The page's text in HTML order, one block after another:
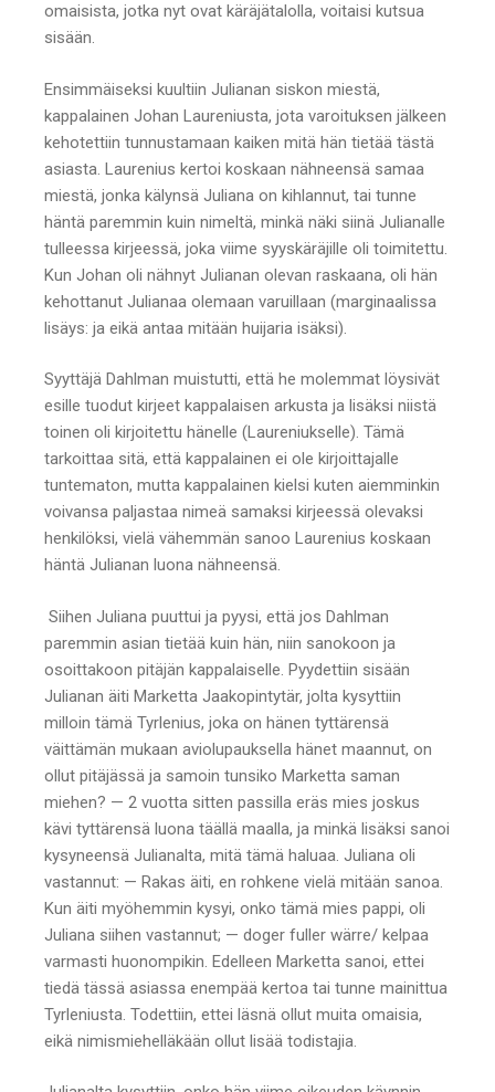
omaisista, jotka nyt ovat käräjätalolla, voitaisi kutsua
sisään.
Ensimmäiseksi kuultiin Julianan siskon miestä,
kappalainen Johan Laureniusta, jota varoituksen jälkeen
kehotettiin tunnustamaan kaiken mitä hän tietää tästä
asiasta. Laurenius kertoi koskaan nähneensä samaa
miestä, jonka kälynsä Juliana on kihlannut, tai tunne
häntä paremmin kuin nimeltä, minkä näki siinä Julianalle
tulleessa kirjeessä, joka viime syyskäräjille oli toimitettu.
Kun Johan oli nähnyt Julianan olevan raskaana, oli hän
kehottanut Julianaa olemaan varuillaan (marginaalissa
lisäys: ja eikä antaa mitään huijaria isäksi).
Syyttäjä Dahlman muistutti, että he molemmat löysivät
esille tuodut kirjeet kappalaisen arkusta ja lisäksi niistä
toinen oli kirjoitettu hänelle (Laureniukselle). Tämä
tarkoittaa sitä, että kappalainen ei ole kirjoittajalle
tuntematon, mutta kappalainen kielsi kuten aiemminkin
voivansa paljastaa nimeä samaksi kirjeessä olevaksi
henkilöksi, vielä vähemmän sanoo Laurenius koskaan
häntä Julianan luona nähneensä.
Siihen Juliana puuttui ja pyysi, että jos Dahlman
paremmin asian tietää kuin hän, niin sanokoon ja
osoittakoon pitäjän kappalaiselle. Pyydettiin sisään
Julianan äiti Marketta Jaakopintytär, jolta kysyttiin
milloin tämä Tyrlenius, joka on hänen tyttärensä
väittämän mukaan aviolupauksella hänet maannut, on
ollut pitäjässä ja samoin tunsiko Marketta saman
miehen? — 2 vuotta sitten passilla eräs mies joskus
kävi tyttärensä luona täällä maalla, ja minkä lisäksi sanoi
kysyneensä Julianalta, mitä tämä haluaa. Juliana oli
vastannut: — Rakas äiti, en rohkene vielä mitään sanoa.
Kun äiti myöhemmin kysyi, onko tämä mies pappi, oli
Juliana siihen vastannut; — doger fuller wärre/ kelpaa
varmasti huonompikin. Edelleen Marketta sanoi, ettei
tiedä tässä asiassa enempää kertoa tai tunne mainittua
Tyrleniusta. Todettiin, ettei läsnä ollut muita omaisia,
eikä nimismiehelläkään ollut lisää todistajia.